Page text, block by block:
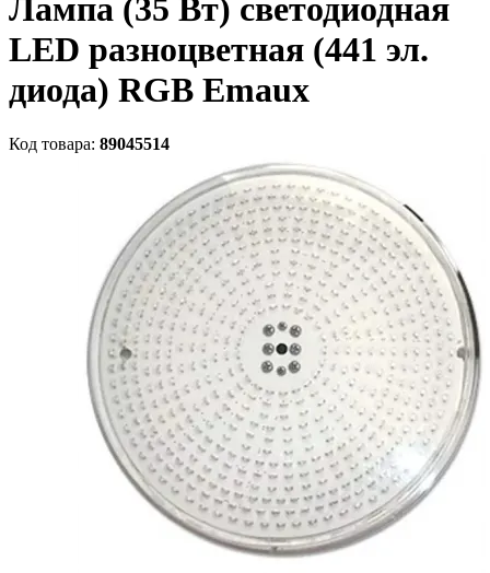
Лампа (35 Вт) светодиодная
LED разноцветная (441 эл.
диода) RGB Emaux
Код товара: 89045514